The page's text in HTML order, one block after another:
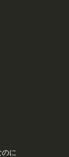
に